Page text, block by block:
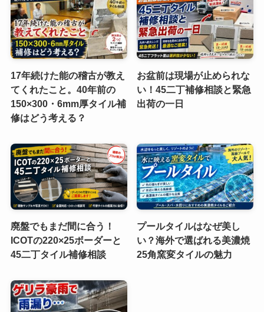
17年続けた能の稽古が教え
てくれたこと。40年前の
150×300・6mm厚タイル補
修はどう考える？
お盆前は現場が止められな
い！45二丁補修相談と緊急
出荷の一日
廃盤でもまだ間に合う！
ICOTの220×25ボーダーと
45二丁タイル補修相談
プールタイルはなぜ美し
い？海外で選ばれる美濃焼
25角窯変タイルの魅力